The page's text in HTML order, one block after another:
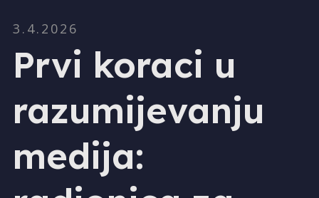
3.4.2026
Prvi koraci u
razumijevanju
medija: